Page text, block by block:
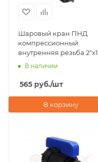
Шаровый кран ПНД
компрессионный
внутренняя резьба 2"х1
1/2" ДУ 46 мм Valfex
В наличии
565 руб./шт
В корзину